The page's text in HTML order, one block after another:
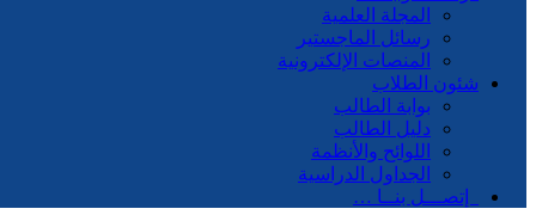
المجلة العلمية
رسائل الماجستير
المنصات الإلكترونية
شئون الطلاب
بوابة الطالب
دليل الطالب
اللوائح والأنظمة
الجداول الدراسية
إتصـــل بنــا …